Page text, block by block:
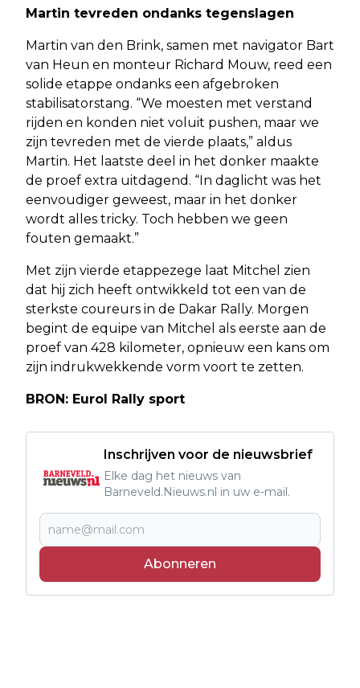
Martin tevreden ondanks tegenslagen
Martin van den Brink, samen met navigator Bart
van Heun en monteur Richard Mouw, reed een
solide etappe ondanks een afgebroken
stabilisatorstang. “We moesten met verstand
rijden en konden niet voluit pushen, maar we
zijn tevreden met de vierde plaats,” aldus
Martin. Het laatste deel in het donker maakte
de proef extra uitdagend. “In daglicht was het
eenvoudiger geweest, maar in het donker
wordt alles tricky. Toch hebben we geen
fouten gemaakt.”
Met zijn vierde etappezege laat Mitchel zien
dat hij zich heeft ontwikkeld tot een van de
sterkste coureurs in de Dakar Rally. Morgen
begint de equipe van Mitchel als eerste aan de
proef van 428 kilometer, opnieuw een kans om
zijn indrukwekkende vorm voort te zetten.
BRON: Eurol Rally sport
Inschrijven voor de nieuwsbrief
Elke dag het nieuws van
Barneveld.Nieuws.nl in uw e-mail.
Abonneren